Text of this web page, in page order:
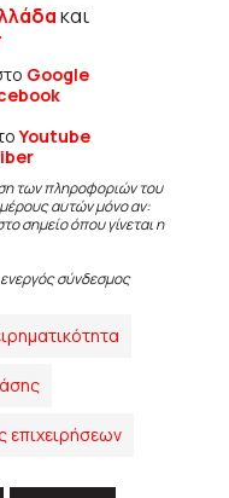
και
Google
Youtube
των πληροφοριών του
αυτών μόνο αν:
σημείο όπου γίνεται η
σύνδεσμος
επιχειρήσεων